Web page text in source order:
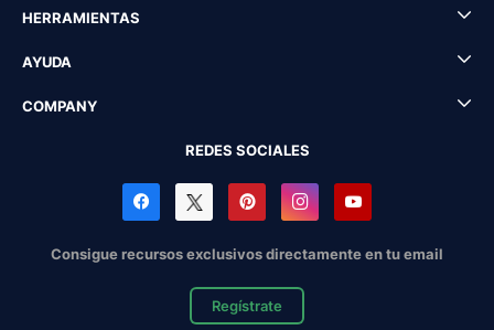
HERRAMIENTAS
AYUDA
COMPANY
REDES SOCIALES
Consigue recursos exclusivos directamente en tu email
Regístrate